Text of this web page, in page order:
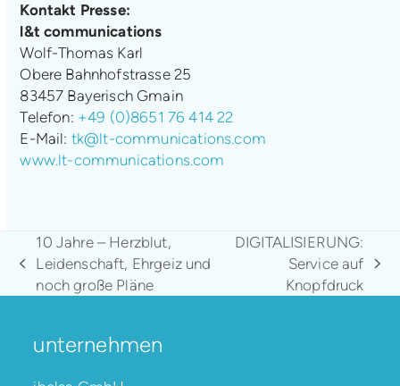
Kontakt Presse:
l&t communications
Wolf-Thomas Karl
Obere Bahnhofstrasse 25
83457 Bayerisch Gmain
Telefon: +49 (0)8651 76 414 22
E-Mail: tk@lt-communications.com
www.lt-communications.com
vorheriger
Beitrag:
10 Jahre – Herzblut,
Leidenschaft, Ehrgeiz und
noch große Pläne
Nächster
Beitrag:
DIGITALISIERUNG:
Service auf
Knopfdruck
unternehmen